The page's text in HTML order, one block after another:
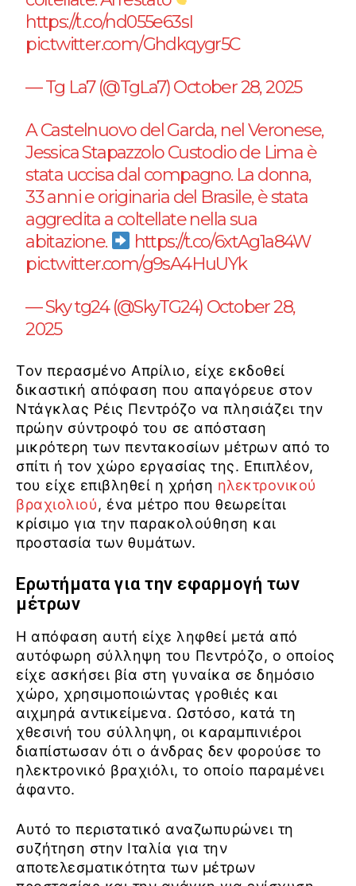
https://t.co/nd055e63sI
pic.twitter.com/Ghdkqygr5C
— Tg La7 (@TgLa7)October 28, 2025
A Castelnuovo del Garda, nel Veronese,
Jessica Stapazzolo Custodio de Lima è
stata uccisa dal compagno. La donna,
33 anni e originaria del Brasile, è stata
aggredita a coltellate nella sua
abitazione.
https://t.co/6xtAg1a84W
pic.twitter.com/g9sA4HuUYk
— Sky tg24 (@SkyTG24) October 28,
2025
Τον περασμένο Απρίλιο, είχε εκδοθεί
δικαστική απόφαση που απαγόρευε στον
Ντάγκλας Ρέις Πεντρόζο να πλησιάζει την
πρώην σύντροφό του σε απόσταση
μικρότερη των πεντακοσίων μέτρων από το
σπίτι ή τον χώρο εργασίας της. Επιπλέον,
του είχε επιβληθεί η χρήση ηλεκτρονικού
βραχιολιού, ένα μέτρο που θεωρείται
κρίσιμο για την παρακολούθηση και
προστασία των θυμάτων.
Ερωτήματα για την εφαρμογή των
μέτρων
Η απόφαση αυτή είχε ληφθεί μετά από
αυτόφωρη σύλληψη του Πεντρόζο, ο οποίος
είχε ασκήσει βία στη γυναίκα σε δημόσιο
χώρο, χρησιμοποιώντας γροθιές και
αιχμηρά αντικείμενα. Ωστόσο, κατά τη
χθεσινή του σύλληψη, οι καραμπινιέροι
διαπίστωσαν ότι ο άνδρας δεν φορούσε το
ηλεκτρονικό βραχιόλι, το οποίο παραμένει
άφαντο.
Αυτό το περιστατικό αναζωπυρώνει τη
συζήτηση στην Ιταλία για την
αποτελεσματικότητα των μέτρων